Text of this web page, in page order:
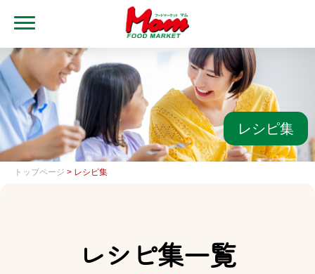
トップ
ブランド・店舗
マムアプリ
マムEdy
レシピ集
トップページ > レシピ集
レシピ集一覧